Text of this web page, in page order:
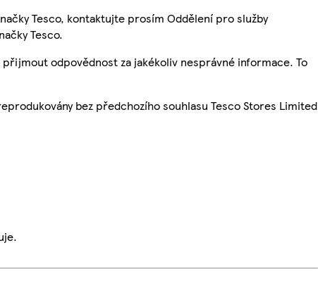
Tesco, kontaktujte prosím Oddělení pro služby
Tesco.
odpovědnost za jakékoliv nesprávné informace. To
bez předchozího souhlasu Tesco Stores Limited